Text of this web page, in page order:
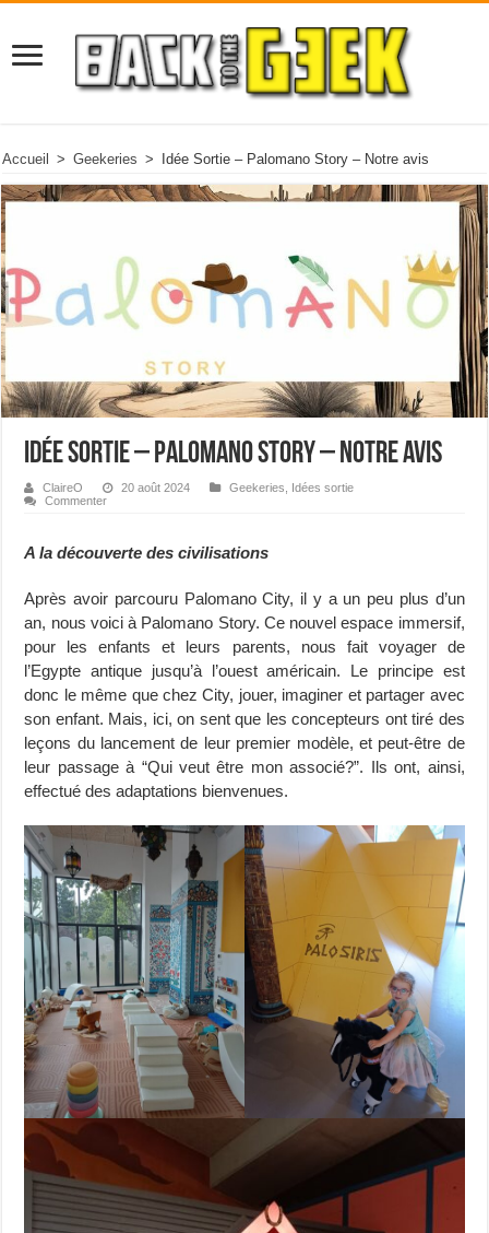
Accueil > Geekeries > Idée Sortie – Palomano Story – Notre avis
Idée Sortie – Palomano Story – Notre avis
ClaireO 20 août 2024 Geekeries
Idées sortie
Commenter
A la découverte des civilisations
Après avoir parcouru Palomano City, il y a un peu plus d’un
an, nous voici à Palomano Story. Ce nouvel espace immersif,
pour les enfants et leurs parents, nous fait voyager de
l’Egypte antique jusqu’à l’ouest américain. Le principe est
donc le même que chez City, jouer, imaginer et partager avec
son enfant. Mais, ici, on sent que les concepteurs ont tiré des
leçons du lancement de leur premier modèle, et peut-être de
leur passage à “Qui veut être mon associé?”. Ils ont, ainsi,
effectué des adaptations bienvenues.